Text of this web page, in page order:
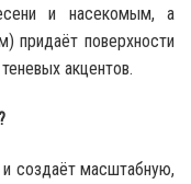
и насекомым, а
придаёт поверхности
акцентов.
создаёт масштабную,